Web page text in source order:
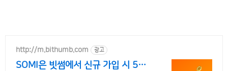
http://m.bithumb.com 광고
SOMI은 빗썸에서 신규 가입 시 5만